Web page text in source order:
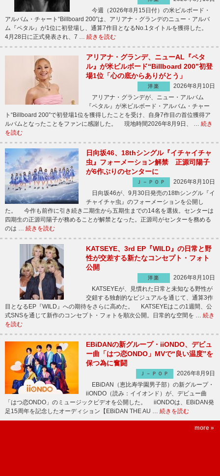
今週（2026年8月15日付）の米ビルボード・
アルバム・チャート“Billboard 200”は、アリアナ・グランデのニュー・アルバ
ム『ペタル』が1位に初登場し、通算7作目となるNo.1タイトルを獲得した。
4月28日に正式発表され、7 … 続きを読む
アリアナ・グランデ、ニューAL『ペタ
ル』が米ビルボード“Billboard 200”初登
場1位「心の底からありがとう」
洋楽
2026年8月10日
アリアナ・グランデが、ニュー・アルバム
『ペタル』が米ビルボード・アルバム・チャー
ト“Billboard 200”で初登場1位を獲得したことを受け、自身7作目の首位獲得ア
ルバムとなったことをファンに感謝した。 現地時間2026年8月9日、 … 続き
を読む
日向坂46、18thシングル『イチャイチャ
虫』フォーメーション解禁 正源司陽子
が6作ぶりのセンターに
Ｊ－ＰＯＰ
2026年8月10日
日向坂46が、9月30日発売の18thシングル『イ
チャイチャ虫』のフォーメーションを公開し
た。 今作も前作に引き続き二期生から五期生までの14名を選抜。センターは
四期生の正源司陽子が務めることが解禁となった。正源司がセンターを務める
のは … 続きを読む
KATSEYE、3rd EP『WILD』の日常と野
性が交差する新たなコンセプト・フォト
公開
洋楽
2026年8月10日
KATSEYEが、見慣れた日常と未知なる野性が
交錯する独創的なビジュアルを通じて、通算3作
目となるEP『WILD』への期待をさらに高めた。 KATSEYEはこの1週間、公
式SNSを通じて新作のコンセプト・フォトを順次公開。日常的な空間を … 続き
を読む
EBiDANの新グループ・iiONDO、デビュ
ー曲「はつ恋ONDO」MVで“良い温度”を
保つ為に奮闘
Ｊ－ＰＯＰ
2026年8月9日
EBiDAN（恵比寿学園男子部）の新グループ・
iiONDO（読み：イイオンド）が、デビュー曲
「はつ恋ONDO」のミュージックビデオを公開した。 iiONDOは、EBiDAN発
足15周年を記念したオーディション【EBiDAN THE AU … 続きを読む
more »